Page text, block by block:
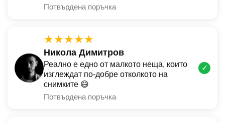
Потвърдена поръчка
★★★★★
Никола Димитров
Реално е едно от малкото неща, които
изглеждат по-добре отколкото на
снимките 😄
Потвърдена поръчка
✓